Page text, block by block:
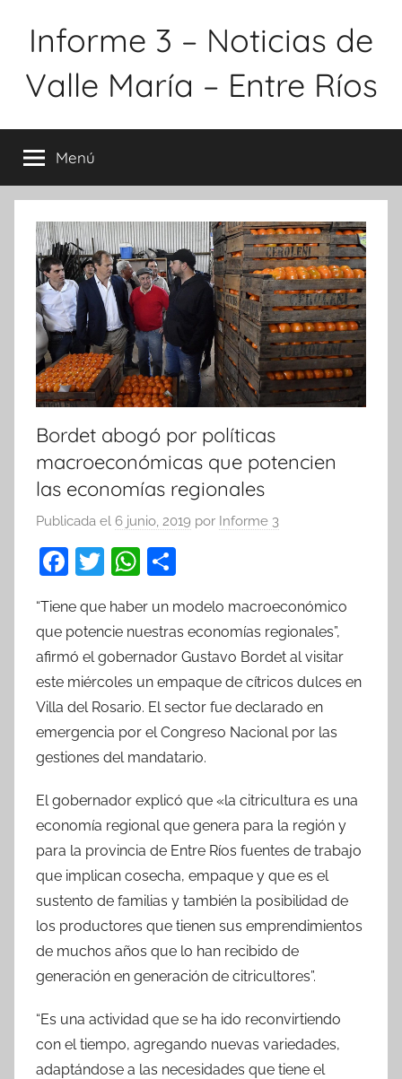
Informe 3 – Noticias de
Valle María – Entre Ríos
Menú
Bordet abogó por políticas
macroeconómicas que potencien
las economías regionales
Publicada el 6 junio, 2019 por Informe 3
F
c
e
b
o
o
k
T
itt
er
W
at
s
A
p
p
m
p
ar
tir
“Tiene que haber un modelo macroeconómico
que potencie nuestras economías regionales”,
afirmó el gobernador Gustavo Bordet al visitar
este miércoles un empaque de cítricos dulces en
Villa del Rosario. El sector fue declarado en
emergencia por el Congreso Nacional por las
gestiones del mandatario.
El gobernador explicó que «la citricultura es una
economía regional que genera para la región y
para la provincia de Entre Ríos fuentes de trabajo
que implican cosecha, empaque y que es el
sustento de familias y también la posibilidad de
los productores que tienen sus emprendimientos
de muchos años que lo han recibido de
generación en generación de citricultores”.
“Es una actividad que se ha ido reconvirtiendo
con el tiempo, agregando nuevas variedades,
adaptándose a las necesidades que tiene el